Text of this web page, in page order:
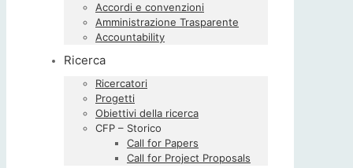
Accordi e convenzioni
Amministrazione Trasparente
Accountability
Ricerca
Ricercatori
Progetti
Obiettivi della ricerca
CFP – Storico
Call for Papers
Call for Project Proposals